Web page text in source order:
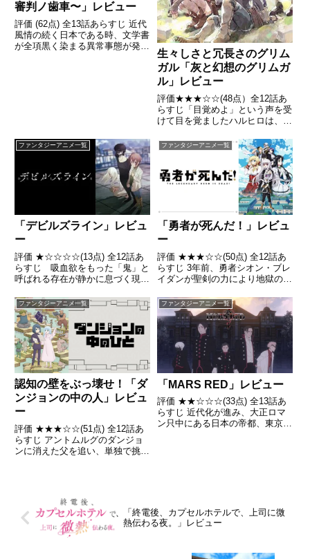
審判ノ歯車〜」レビュー
評価 (62点) 全13話あらすじ 近代
風情の続く日本である時、文学書
が全項黒く染まる異常事態が発生
生々しさと冗長さのグリム
ガル「灰と幻想のグリムガ
ル」レビュー
評価★★★☆☆(48点）全12話あ
らすじ「目覚めよ」という声を受
けて目を覚ましたハルヒロは、自
ること、そして名前以外の何も思
い出せないことに気付く。同じ境
遇の12人が揃って外に出ると、
そこは赤い月が照らす地「グ...
ファンタジーアニメ一覧
「デビルズライン」レビュ
ー
評価 ★☆☆☆☆(13点) 全12話あ
らすじ 吸血欲をもった「鬼」と
呼ばれる存在が静かに息づく現代
ファンタジーアニメ一覧
「勇者が死んだ！」レビュ
ー
評価 ★★★☆☆(50点) 全12話あ
らすじ 3年前、勇者シオン・ブレ
イダンが聖剣の力により地獄の門
闘いが終結した。しかし時は経
ち、再び地獄の門が開いてしま
い、世界各地に悪魔が現れ人々を
襲撃するようになった。引...
ファンタジーアニメ一覧
認知の壁をぶっ壊せ！「ダ
ンジョンの中の人」レビュ
ー
評価 ★★★☆☆(51点) 全12話あ
らすじ アントムルグのダンジョ
ンに消えた父を追い、単独で挑み
崩落！引用- Wiki...
ファンタジーアニメ一覧
「MARS RED」レビュー
評価 ★★☆☆☆(33点) 全13話あ
らすじ 近代化が進み、大正ロマ
ン只中にある日本の帝都、東京。
「終電後、カプセルホテルで、上司に微
熱伝わる夜。」レビュー